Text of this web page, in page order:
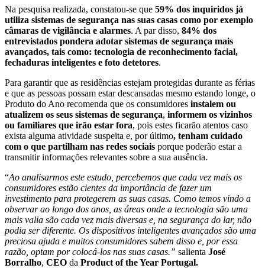
Na pesquisa realizada, constatou-se que 59% dos inquiridos já
utiliza sistemas de segurança nas suas casas como por exemplo
câmaras de vigilância e alarmes. A par disso, 84% dos
entrevistados pondera adotar sistemas de segurança mais
avançados, tais como: tecnologia de reconhecimento facial,
fechaduras inteligentes e foto detetores.
Para garantir que as residências estejam protegidas durante as férias
e que as pessoas possam estar descansadas mesmo estando longe, o
Produto do Ano recomenda que os consumidores instalem ou
atualizem os seus sistemas de segurança, informem os vizinhos
ou familiares que irão estar fora, pois estes ficarão atentos caso
exista alguma atividade suspeita e, por último, tenham cuidado
com o que partilham nas redes sociais porque poderão estar a
transmitir informações relevantes sobre a sua ausência.
“Ao analisarmos este estudo, percebemos que cada vez mais os
consumidores estão cientes da importância de fazer um
investimento para protegerem as suas casas. Como temos vindo a
observar ao longo dos anos, as áreas onde a tecnologia são uma
mais valia são cada vez mais diversas e, na segurança do lar, não
podia ser diferente. Os dispositivos inteligentes avançados são uma
preciosa ajuda e muitos consumidores sabem disso e, por essa
razão, optam por colocá-los nas suas casas.” salienta José
Borralho, CEO da Product of the Year Portugal.